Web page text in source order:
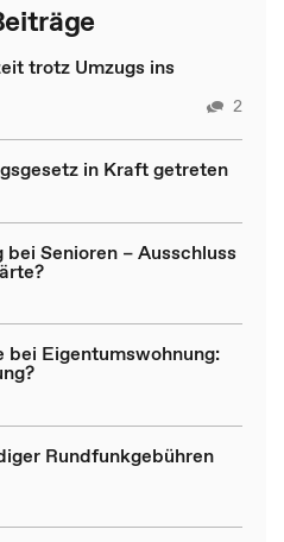
trotz Umzugs ins
2
in Kraft getreten
Senioren – Ausschluss
bei Eigentumswohnung:
Rundfunkgebühren